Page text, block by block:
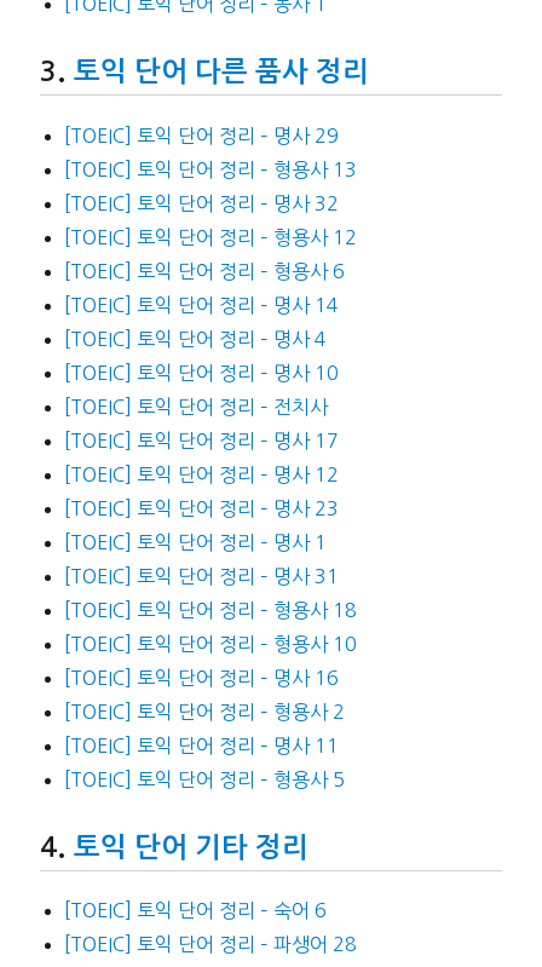
[TOEIC] 토익 단어 정리 – 동사 1
토익 단어 다른 품사 정리
[TOEIC] 토익 단어 정리 – 명사 29
[TOEIC] 토익 단어 정리 – 형용사 13
[TOEIC] 토익 단어 정리 – 명사 32
[TOEIC] 토익 단어 정리 – 형용사 12
[TOEIC] 토익 단어 정리 – 형용사 6
[TOEIC] 토익 단어 정리 – 명사 14
[TOEIC] 토익 단어 정리 – 명사 4
[TOEIC] 토익 단어 정리 – 명사 10
[TOEIC] 토익 단어 정리 – 전치사
[TOEIC] 토익 단어 정리 – 명사 17
[TOEIC] 토익 단어 정리 – 명사 12
[TOEIC] 토익 단어 정리 – 명사 23
[TOEIC] 토익 단어 정리 – 명사 1
[TOEIC] 토익 단어 정리 – 명사 31
[TOEIC] 토익 단어 정리 – 형용사 18
[TOEIC] 토익 단어 정리 – 형용사 10
[TOEIC] 토익 단어 정리 – 명사 16
[TOEIC] 토익 단어 정리 – 형용사 2
[TOEIC] 토익 단어 정리 – 명사 11
[TOEIC] 토익 단어 정리 – 형용사 5
토익 단어 기타 정리
[TOEIC] 토익 단어 정리 – 숙어 6
[TOEIC] 토익 단어 정리 – 파생어 28